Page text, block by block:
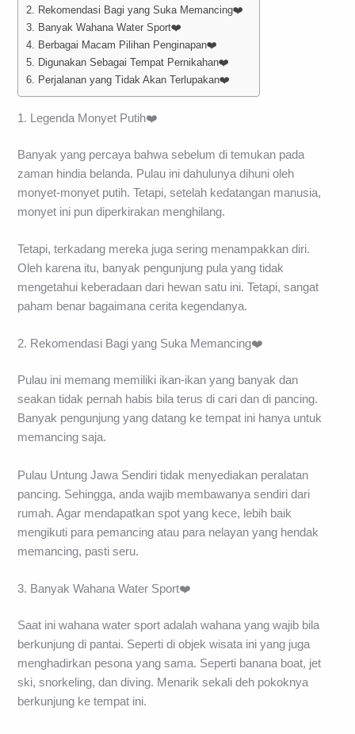
2. Rekomendasi Bagi yang Suka Memancing❤️
3. Banyak Wahana Water Sport❤️
4. Berbagai Macam Pilihan Penginapan❤️
5. Digunakan Sebagai Tempat Pernikahan❤️
6. Perjalanan yang Tidak Akan Terlupakan❤️
1. Legenda Monyet Putih❤️
Banyak yang percaya bahwa sebelum di temukan pada
zaman hindia belanda. Pulau ini dahulunya dihuni oleh
monyet-monyet putih. Tetapi, setelah kedatangan manusia,
monyet ini pun diperkirakan menghilang.
Tetapi, terkadang mereka juga sering menampakkan diri.
Oleh karena itu, banyak pengunjung pula yang tidak
mengetahui keberadaan dari hewan satu ini. Tetapi, sangat
paham benar bagaimana cerita kegendanya.
2. Rekomendasi Bagi yang Suka Memancing❤️
Pulau ini memang memiliki ikan-ikan yang banyak dan
seakan tidak pernah habis bila terus di cari dan di pancing.
Banyak pengunjung yang datang ke tempat ini hanya untuk
memancing saja.
Pulau Untung Jawa Sendiri tidak menyediakan peralatan
pancing. Sehingga, anda wajib membawanya sendiri dari
rumah. Agar mendapatkan spot yang kece, lebih baik
mengikuti para pemancing atau para nelayan yang hendak
memancing, pasti seru.
3. Banyak Wahana Water Sport❤️
Saat ini wahana water sport adalah wahana yang wajib bila
berkunjung di pantai. Seperti di objek wisata ini yang juga
menghadirkan pesona yang sama. Seperti banana boat, jet
ski, snorkeling, dan diving. Menarik sekali deh pokoknya
berkunjung ke tempat ini.